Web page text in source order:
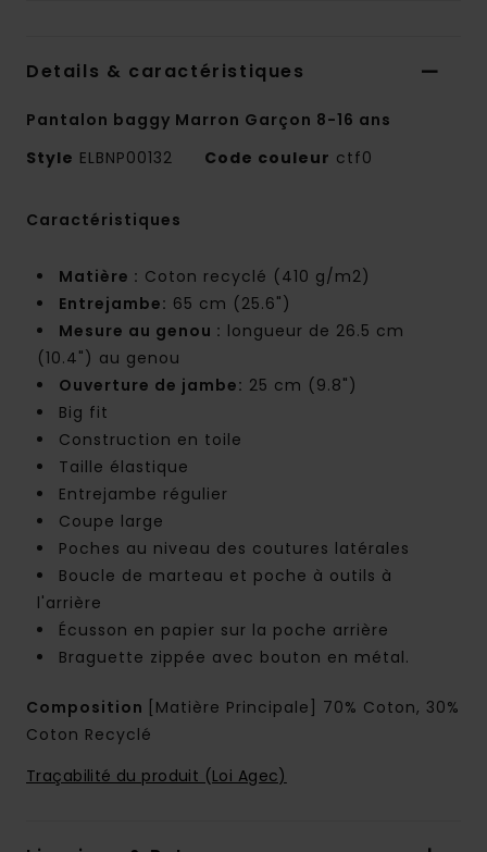
Details & caractéristiques
Pantalon baggy Marron Garçon 8-16 ans
Style ELBNP00132 Code couleur ctf0
Caractéristiques
Matière : Coton recyclé (410 g/m2)
Entrejambe: 65 cm (25.6")
Mesure au genou : longueur de 26.5 cm
(10.4") au genou
Ouverture de jambe: 25 cm (9.8")
Big fit
Construction en toile
Taille élastique
Entrejambe régulier
Coupe large
Poches au niveau des coutures latérales
Boucle de marteau et poche à outils à
l'arrière
Écusson en papier sur la poche arrière
Braguette zippée avec bouton en métal.
Composition
[Matière Principale] 70% Coton, 30%
Coton Recyclé
Traçabilité du produit (Loi Agec)